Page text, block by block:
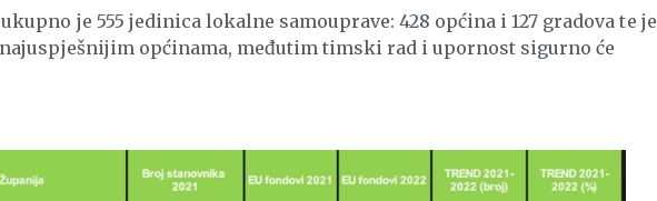
je 555 jedinica lokalne samouprave: 428 općina i 127 gradova te je
općinama, međutim timski rad i upornost sigurno će